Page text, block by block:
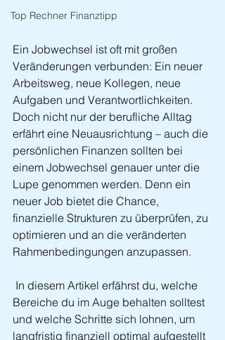
Top Rechner Finanztipp
Ein Jobwechsel ist oft mit großen
Veränderungen verbunden: Ein neuer
Arbeitsweg, neue Kollegen, neue
Aufgaben und Verantwortlichkeiten.
Doch nicht nur der berufliche Alltag
erfährt eine Neuausrichtung – auch die
persönlichen Finanzen sollten bei
einem Jobwechsel genauer unter die
Lupe genommen werden. Denn ein
neuer Job bietet die Chance,
finanzielle Strukturen zu überprüfen, zu
optimieren und an die veränderten
Rahmenbedingungen anzupassen.
Bereiche du im Auge behalten solltest
und welche Schritte sich lohnen, um
langfristig finanziell optimal aufgestellt